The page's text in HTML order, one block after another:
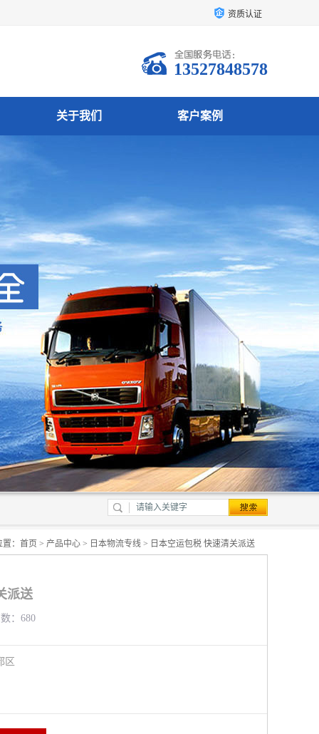
资质认证
13527848578
关于我们 客户案例
： 首页 > 产品中心 > 日本物流专线 > 日本空运包税 快速清关派送
派送
：680
区